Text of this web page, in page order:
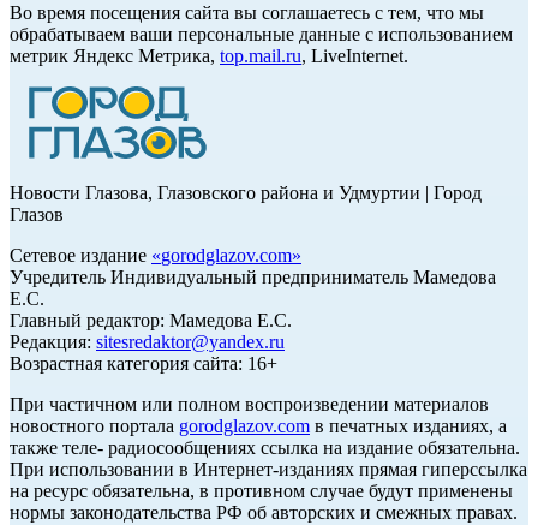
Во время посещения сайта вы соглашаетесь с тем, что мы
обрабатываем ваши персональные данные с использованием
метрик Яндекс Метрика, top.mail.ru, LiveInternet.
Новости Глазова, Глазовского района и Удмуртии | Город
Глазов
Сетевое издание «gorodglazov.com»
Учредитель Индивидуальный предприниматель Мамедова
Е.С.
Главный редактор: Мамедова Е.С.
Редакция: sitesredaktor@yandex.ru
Возрастная категория сайта: 16+
При частичном или полном воспроизведении материалов
новостного портала gorodglazov.com в печатных изданиях, а
также теле- радиосообщениях ссылка на издание обязательна.
При использовании в Интернет-изданиях прямая гиперссылка
на ресурс обязательна, в противном случае будут применены
нормы законодательства РФ об авторских и смежных правах.